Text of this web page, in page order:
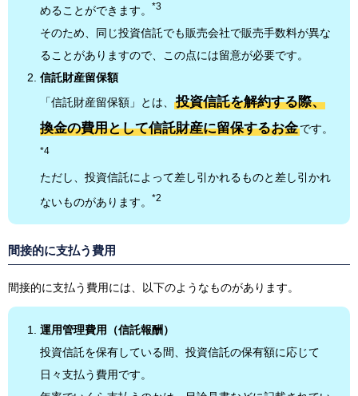
めることができます。 *3
そのため、同じ投資信託でも販売会社で販売手数料が異な
ることがありますので、この点には留意が必要です。
信託財産留保額
「信託財産留保額」とは、
投資信託を解約する際、
換金の費用として信託財産に留保するお金です。
*4
ただし、投資信託によって差し引かれるものと差し引かれ
ないものがあります。
*2
間接的に支払う費用
間接的に支払う費用には、以下のようなものがあります。
運用管理費用（信託報酬）
投資信託を保有している間、投資信託の保有額に応じて
日々支払う費用です。